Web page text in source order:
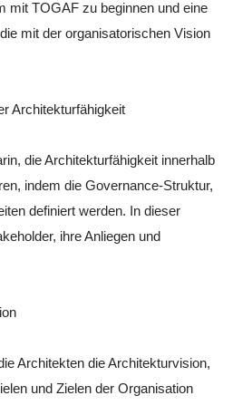
mit TOGAF zu beginnen und eine
mit der organisatorischen Vision
Architekturfähigkeit
die Architekturfähigkeit innerhalb
indem die Governance-Struktur,
definiert werden. In dieser
ihre Anliegen und
Architekten die Architekturvision,
und Zielen der Organisation